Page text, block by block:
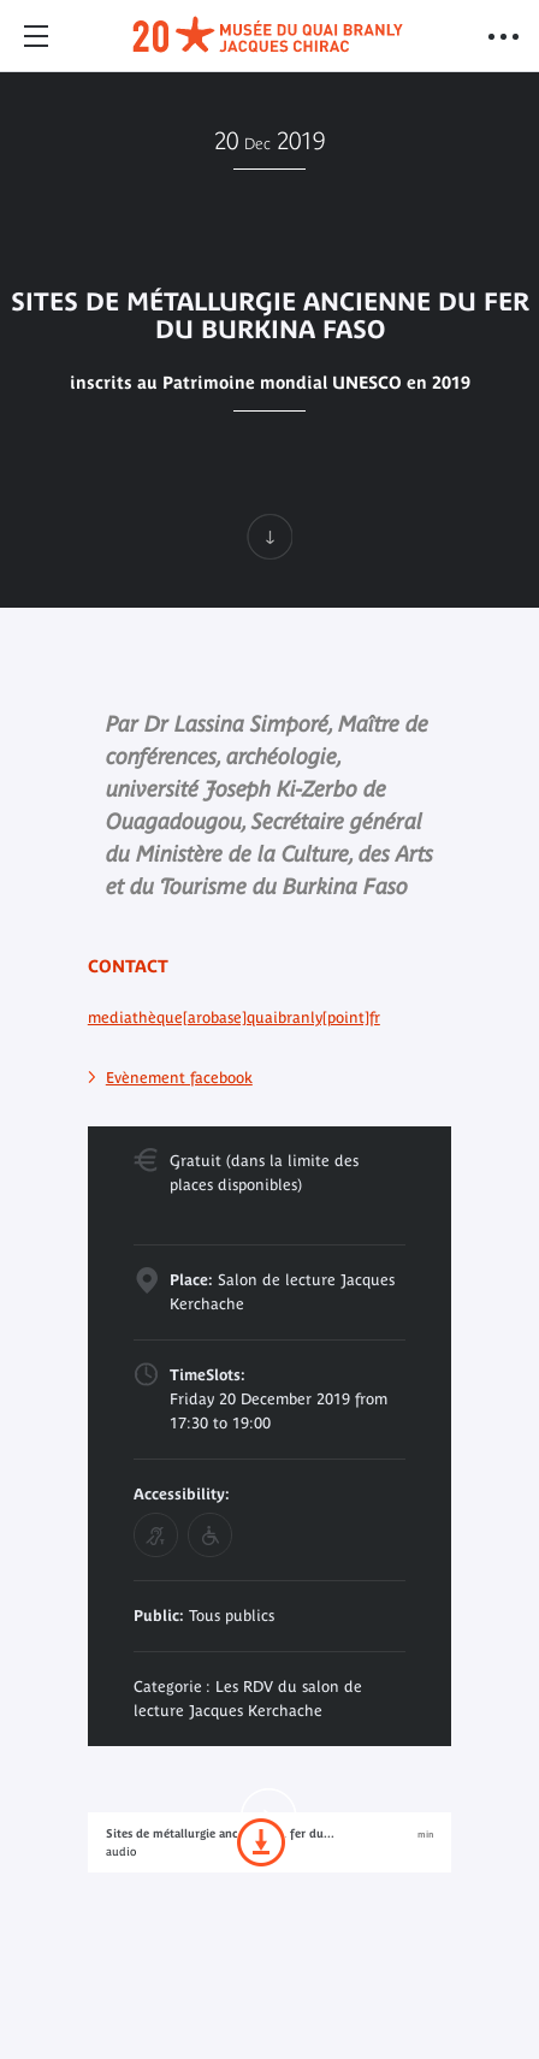
20 Dec 2019
SITES DE MÉTALLURGIE ANCIENNE DU FER
DU BURKINA FASO
inscrits au Patrimoine mondial UNESCO en 2019
Par Dr Lassina Simporé, Maître de
conférences, archéologie,
université Joseph Ki-Zerbo de
Ouagadougou, Secrétaire général
du Ministère de la Culture, des Arts
et du Tourisme du Burkina Faso
CONTACT
mediathèque[arobase]quaibranly[point]fr
Evènement facebook
Gratuit (dans la limite des
places disponibles)
Place: Salon de lecture Jacques
Kerchache
TimeSlots:
Friday 20 December 2019 from
17:30 to 19:00
Accessibility:
Public: Tous publics
Categorie : Les RDV du salon de
lecture Jacques Kerchache
Sites de métallurgie ancienne du fer du...
audio
min